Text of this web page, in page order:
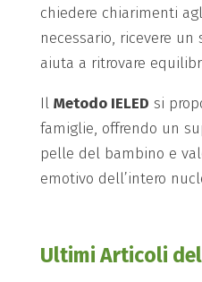
chiedere chiarimenti
necessario, ricevere un
aiuta a ritrovare
Il Metodo IELED si
famiglie, offrendo un
pelle del bambino e
emotivo dell’intero
Ultimi Articoli